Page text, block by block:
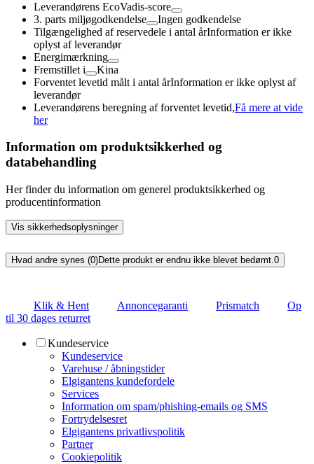
Leverandørens EcoVadis-score
3. parts miljøgodkendelse
Ingen godkendelse
Tilgængelighed af reservedele i antal årInformation er ikke
oplyst af leverandør
Energimærkning
Fremstillet i
Kina
Forventet levetid målt i antal årInformation er ikke oplyst af
leverandør
Leverandørens beregning af forventet levetid,Få mere at vide
her
Information om produktsikkerhed og
databehandling
Her finder du information om generel produktsikkerhed og
producentinformation
Vis sikkerhedsoplysninger
Hvad andre synes (0)Dette produkt er endnu ikke blevet bedømt.0
Klik & Hent Annoncegaranti Prismatch
Op
til 30 dages returret
Kundeservice
Kundeservice
Varehuse / åbningstider
Elgigantens kundefordele
Services
Information om spam/phishing-emails og SMS
Fortrydelsesret
Elgigantens privatlivspolitik
Partner
Cookiepolitik